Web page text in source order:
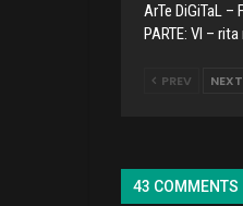
ArTe DiGiTaL –
PARTE: VI –
PREV NEXT
43 COMMENTS